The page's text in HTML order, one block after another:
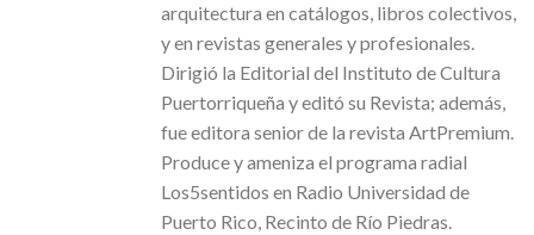
arquitectura en catálogos, libros colectivos,
y en revistas generales y profesionales.
Dirigió la Editorial del Instituto de Cultura
Puertorriqueña y editó su Revista; además,
fue editora senior de la revista ArtPremium.
Produce y ameniza el programa radial
Los5sentidos en Radio Universidad de
Puerto Rico, Recinto de Río Piedras.